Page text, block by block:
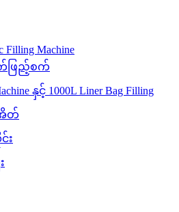
Filling Machine
ဖြည့်စက်
နှင့် 1000L Liner Bag Filling
အိတ်
း